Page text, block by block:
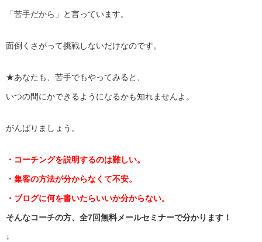
「苦手だから」と言っています。
面倒くさがって挑戦しないだけなのです。
★あなたも、苦手でもやってみると、
いつの間にかできるようになるかも知れませんよ。
がんばりましょう。
・コーチングを説明するのは難しい。
・集客の方法が分からなくて不安。
・ブログに何を書いたらいいか分からない。
そんなコーチの方、全7回無料メールセミナーで分かります！
↓